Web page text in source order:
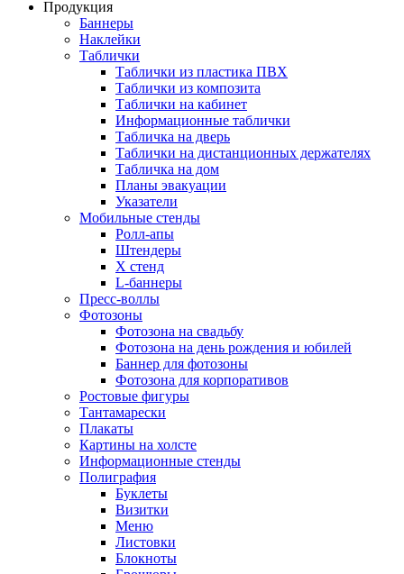
Продукция
Баннеры
Наклейки
Таблички
Таблички из пластика ПВХ
Таблички из композита
Таблички на кабинет
Информационные таблички
Табличка на дверь
Таблички на дистанционных держателях
Табличка на дом
Планы эвакуации
Указатели
Мобильные стенды
Ролл-апы
Штендеры
Х стенд
L-баннеры
Пресс-воллы
Фотозоны
Фотозона на свадьбу
Фотозона на день рождения и юбилей
Баннер для фотозоны
Фотозона для корпоративов
Ростовые фигуры
Тантамарески
Плакаты
Картины на холсте
Информационные стенды
Полиграфия
Буклеты
Визитки
Меню
Листовки
Блокноты